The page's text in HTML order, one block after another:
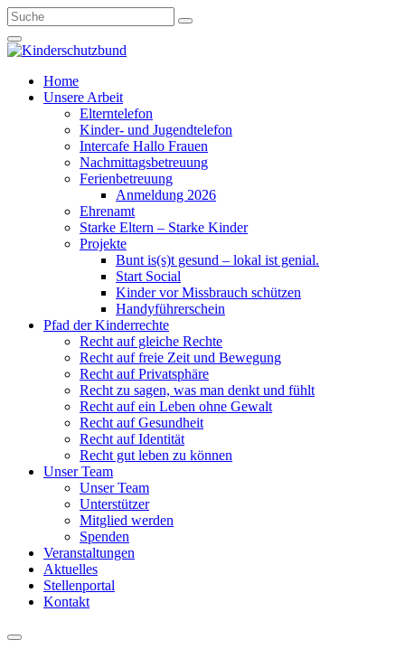
Home
Unsere Arbeit
Elterntelefon
Kinder- und Jugendtelefon
Intercafe Hallo Frauen
Nachmittagsbetreuung
Ferienbetreuung
Anmeldung 2026
Ehrenamt
Starke Eltern – Starke Kinder
Projekte
Bunt is(s)t gesund – lokal ist genial.
Start Social
Kinder vor Missbrauch schützen
Handyführerschein
Pfad der Kinderrechte
Recht auf gleiche Rechte
Recht auf freie Zeit und Bewegung
Recht auf Privatsphäre
Recht zu sagen, was man denkt und fühlt
Recht auf ein Leben ohne Gewalt
Recht auf Gesundheit
Recht auf Identität
Recht gut leben zu können
Unser Team
Unser Team
Unterstützer
Mitglied werden
Spenden
Veranstaltungen
Aktuelles
Stellenportal
Kontakt